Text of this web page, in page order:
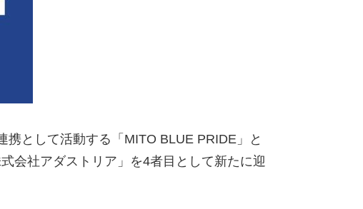
携として活動する「MITO BLUE PRIDE」と
会社アダストリア」を4者目として新たに迎